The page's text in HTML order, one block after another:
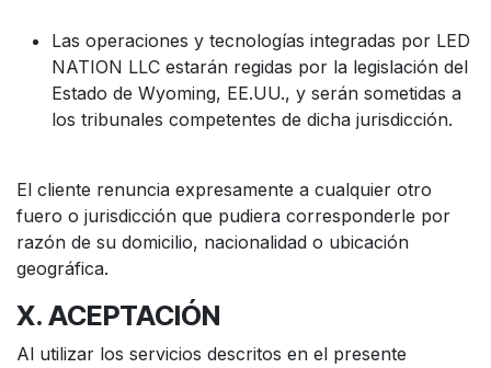
Las operaciones y tecnologías integradas por LED
NATION LLC estarán regidas por la legislación del
Estado de Wyoming, EE.UU., y serán sometidas a
los tribunales competentes de dicha jurisdicción.
El cliente renuncia expresamente a cualquier otro
fuero o jurisdicción que pudiera corresponderle por
razón de su domicilio, nacionalidad o ubicación
geográfica.
X. ACEPTACIÓN
Al utilizar los servicios descritos en el presente